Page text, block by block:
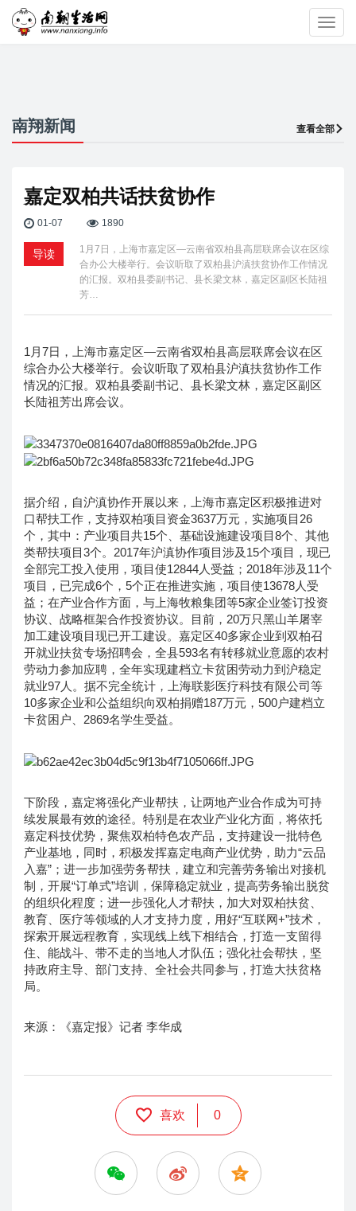
南翔新闻 查看全部
嘉定双柏共话扶贫协作
01-07 1890
导读
1月7日，上海市嘉定区—云南省双柏县高层联席会议在区综
合办公大楼举行。会议听取了双柏县沪滇扶贫协作工作情况
的汇报。双柏县委副书记、县长梁文林，嘉定区副区长陆祖
芳…
1月7日，上海市嘉定区—云南省双柏县高层联席会议在区
综合办公大楼举行。会议听取了双柏县沪滇扶贫协作工作
情况的汇报。双柏县委副书记、县长梁文林，嘉定区副区
长陆祖芳出席会议。
据介绍，自沪滇协作开展以来，上海市嘉定区积极推进对
口帮扶工作，支持双柏项目资金3637万元，实施项目26
个，其中：产业项目共15个、基础设施建设项目8个、其他
类帮扶项目3个。2017年沪滇协作项目涉及15个项目，现已
全部完工投入使用，项目使12844人受益；2018年涉及11个
项目，已完成6个，5个正在推进实施，项目使13678人受
益；在产业合作方面，与上海牧粮集团等5家企业签订投资
协议、战略框架合作投资协议。目前，20万只黑山羊屠宰
加工建设项目现已开工建设。嘉定区40多家企业到双柏召
开就业扶贫专场招聘会，全县593名有转移就业意愿的农村
劳动力参加应聘，全年实现建档立卡贫困劳动力到沪稳定
就业97人。据不完全统计，上海联影医疗科技有限公司等
10多家企业和公益组织向双柏捐赠187万元，500户建档立
卡贫困户、2869名学生受益。
下阶段，嘉定将强化产业帮扶，让两地产业合作成为可持
续发展最有效的途径。特别是在农业产业化方面，将依托
嘉定科技优势，聚焦双柏特色农产品，支持建设一批特色
产业基地，同时，积极发挥嘉定电商产业优势，助力“云品
入嘉”；进一步加强劳务帮扶，建立和完善劳务输出对接机
制，开展“订单式”培训，保障稳定就业，提高劳务输出脱贫
的组织化程度；进一步强化人才帮扶，加大对双柏扶贫、
教育、医疗等领域的人才支持力度，用好“互联网+”技术，
探索开展远程教育，实现线上线下相结合，打造一支留得
住、能战斗、带不走的当地人才队伍；强化社会帮扶，坚
持政府主导、部门支持、全社会共同参与，打造大扶贫格
局。
来源：《嘉定报》记者 李华成
喜欢 0